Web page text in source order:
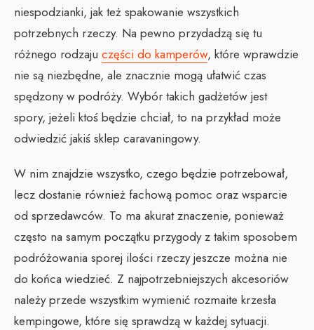
niespodzianki, jak też spakowanie wszystkich
potrzebnych rzeczy. Na pewno przydadzą się tu
różnego rodzaju części do kamperów, które wprawdzie
nie są niezbędne, ale znacznie mogą ułatwić czas
spędzony w podróży. Wybór takich gadżetów jest
spory, jeżeli ktoś będzie chciał, to na przykład może
odwiedzić jakiś sklep caravaningowy.
W nim znajdzie wszystko, czego będzie potrzebował,
lecz dostanie również fachową pomoc oraz wsparcie
od sprzedawców. To ma akurat znaczenie, ponieważ
często na samym początku przygody z takim sposobem
podróżowania sporej ilości rzeczy jeszcze można nie
do końca wiedzieć. Z najpotrzebniejszych akcesoriów
należy przede wszystkim wymienić rozmaite krzesła
kempingowe, które się sprawdzą w każdej sytuacji.